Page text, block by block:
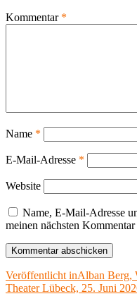
Kommentar *
Name *
E-Mail-Adresse *
Website
Name, E-Mail-Adresse
meinen nächsten Kommentar
Veröffentlicht inAlban Berg,
Theater Lübeck, 25. Juni